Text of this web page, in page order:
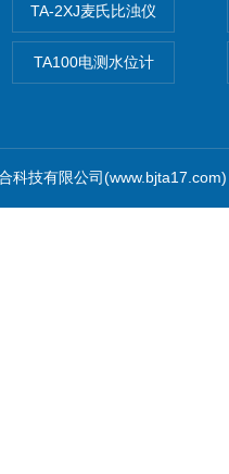
TA-2XJ麦氏比浊仪
TA100电测水位计
科技有限公司